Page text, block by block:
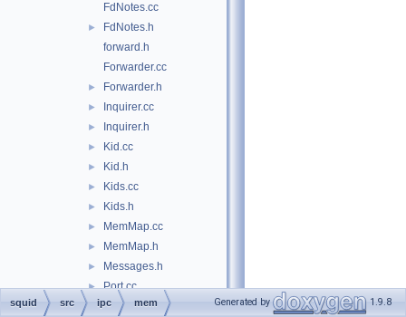
FdNotes.cc
►
FdNotes.h
forward.h
Forwarder.cc
► Forwarder.h
► Inquirer.cc
► Inquirer.h
► Kid.cc
► Kid.h
► Kids.cc
► Kids.h
► MemMap.cc
► MemMap.h
► Messages.h
► Port.cc
► Port.h
squid src ipc mem Generated by 1.9.8